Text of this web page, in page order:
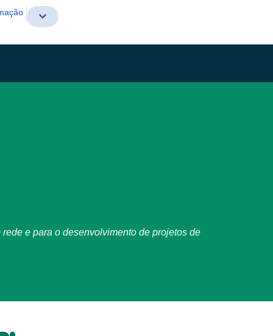
e para o desenvolvimento de projetos de